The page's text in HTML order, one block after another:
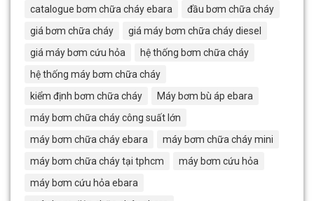
catalogue bơm chữa cháy ebara
đầu bơm chữa cháy
giá bơm chữa cháy
giá máy bơm chữa cháy diesel
giá máy bơm cứu hỏa
hệ thống bơm chữa cháy
hệ thống máy bơm chữa cháy
kiểm định bơm chữa cháy
Máy bơm bù áp ebara
máy bơm chữa cháy công suất lớn
máy bơm chữa cháy ebara
máy bơm chữa cháy mini
máy bơm chữa cháy tại tphcm
máy bơm cứu hỏa
máy bơm cứu hỏa ebara